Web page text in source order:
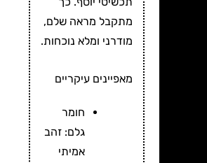
מתקבל מראה שלם,
מודרני ומלא נוכחות.
מאפיינים עיקריים
חומר
גלם: זהב
אמיתי